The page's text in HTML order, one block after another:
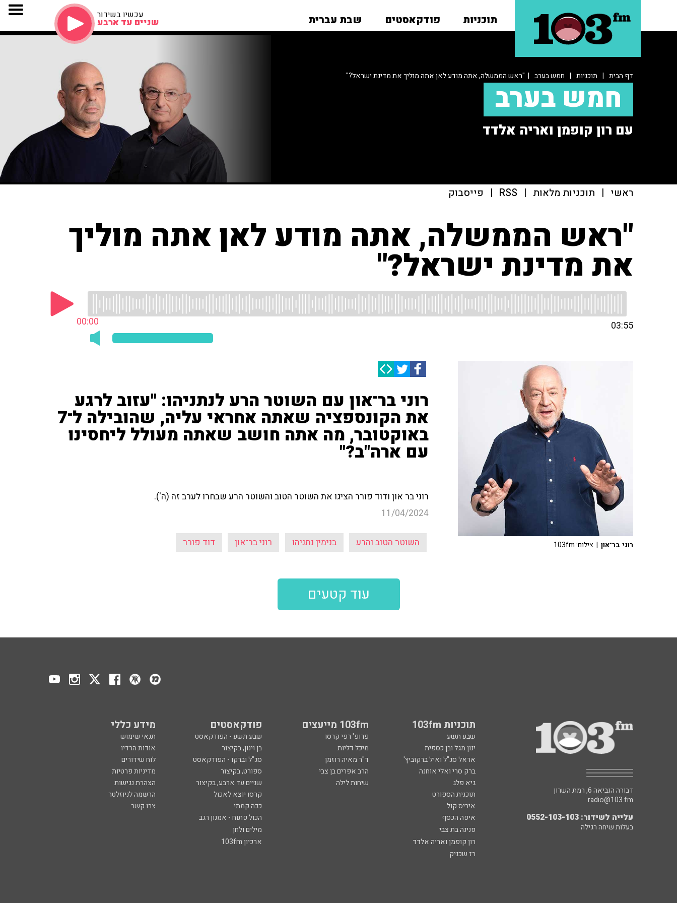
תוכניות פודקאסטים שבת עברית עכשיו בשידור
שניים עד ארבע
דף הבית | תוכניות | חמש בערב | "ראש הממשלה, אתה מודע לאן אתה מוליך את מדינת ישראל?"
חמש בערב
עם רון קופמן ואריה אלדד
ראשי | תוכניות מלאות |
RSS
| פייסבוק
"ראש הממשלה, אתה מודע לאן אתה מוליך
את מדינת ישראל?"
00:00 03:55
רוני בר־און עם השוטר הרע לנתניהו: "עזוב לרגע
את הקונספציה שאתה אחראי עליה, שהובילה ל־7
באוקטובר, מה אתה חושב שאתה מעולל ליחסינו
עם ארה"ב?"
רוני בר און ודוד פורר הציגו את השוטר הטוב והשוטר הרע שבחרו לערב זה (ה').
11/04/2024
השוטר הטוב והרע בנימין נתניהו רוני בר־און דוד פורר רוני בר־און | צילום: 103fm
עוד קטעים
תוכניות 103fm 103fm מייעצים פודקאסטים מידע כללי
שבע תשע פרופ' רפי קרסו שבע תשע - הפודקאסט
תנאי שימוש
ינון מגל ובן כספית
מיכל דליות בן וינון, בקיצור
אודות הרדיו
אראל סג"ל ואיל ברקוביץ'
ד"ר מאיה רוזמן סג"ל וברקו - הפודקאסט
לוח שידורים
ברק סרי ואלי אוחנה
הרב אפרים בן צבי ספורט, בקיצור
מדיניות פרטיות
גיא פלג
שיחות לילה שניים עד ארבע, בקיצור
הצהרת נגישות
תוכנית הספורט
קרסו יוצא לאכול
הרשמה לניוזלטר
איריס קול
ככה קמתי
צרו קשר
איפה הכסף
הכול פתוח - אמנון רגב
פנינה בת צבי
מילים ולחן
רון קופמן ואריה אלדד
ארכיון 103fm
רז שכניק
דבורה הנביאה 6, רמת השרון
radio@103.fm
עלייה לשידור: 0552-103-103
בעלות שיחה רגילה